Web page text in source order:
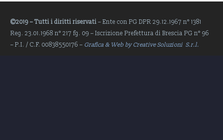
©2019 – Tutti i diritti riservati – Ente con PG DPR 29.12.1967 n° 1381
Reg. 23.01.1968 n° 217 fg. 09 – Iscrizione Prefettura di Brescia PG n° 96
– P.I. / C.F. 00838550176 – Grafica & Web by Creative Soluzioni S.r.l.